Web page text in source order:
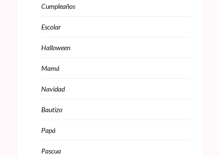
Cumpleaños
Escolar
Halloween
Mamá
Navidad
Bautizo
Papá
Pascua